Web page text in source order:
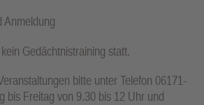
Anmeldung
Gedächtnistraining statt.
bitte unter Telefon 06171-
bis Freitag von 9.30 bis 12 Uhr und